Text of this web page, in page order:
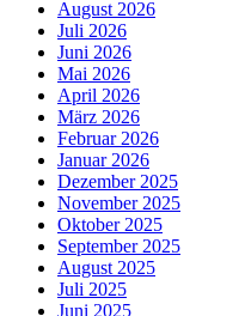
August 2026
Juli 2026
Juni 2026
Mai 2026
April 2026
März 2026
Februar 2026
Januar 2026
Dezember 2025
November 2025
Oktober 2025
September 2025
August 2025
Juli 2025
Juni 2025